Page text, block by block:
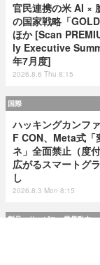
官民連携の米 AI ×
の国家戦略「
ほか [Scan
ly Executive
年7月度]
2026.8.6 Thu 8:15
国際
ハッキングカンフ
F CON、Meta式「
ネ」全面禁止（度
広がるスマートグ
し
2026.8.3 Mon 8:15
製品・サービス・業界動向